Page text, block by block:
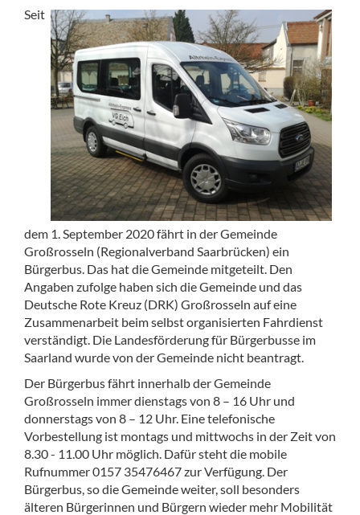
Seit
dem 1. September 2020 fährt in der Gemeinde
Großrosseln (Regionalverband Saarbrücken) ein
Bürgerbus. Das hat die Gemeinde mitgeteilt. Den
Angaben zufolge haben sich die Gemeinde und das
Deutsche Rote Kreuz (DRK) Großrosseln auf eine
Zusammenarbeit beim selbst organisierten Fahrdienst
verständigt. Die Landesförderung für Bürgerbusse im
Saarland wurde von der Gemeinde nicht beantragt.
Der Bürgerbus fährt innerhalb der Gemeinde
Großrosseln immer dienstags von 8 – 16 Uhr und
donnerstags von 8 – 12 Uhr. Eine telefonische
Vorbestellung ist montags und mittwochs in der Zeit von
8.30 - 11.00 Uhr möglich. Dafür steht die mobile
Rufnummer 0157 35476467 zur Verfügung. Der
Bürgerbus, so die Gemeinde weiter, soll besonders
älteren Bürgerinnen und Bürgern wieder mehr Mobilität